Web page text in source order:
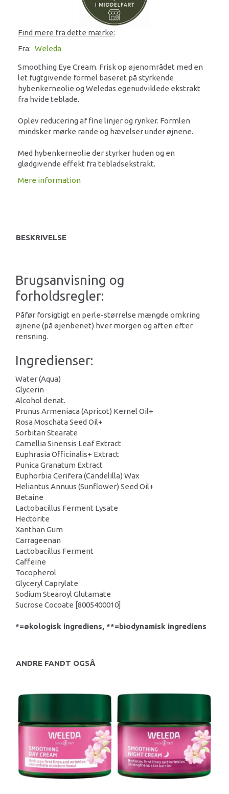
Find mere fra dette mærke:
Fra: Weleda
Smoothing Eye Cream. Frisk op øjenområdet med en
let fugtgivende formel baseret på styrkende
hybenkerneolie og Weledas egenudviklede ekstrakt
fra hvide teblade.
Oplev reducering af fine linjer og rynker. Formlen
mindsker mørke rande og hævelser under øjnene.
Med hybenkerneolie der styrker huden og en
glødgivende effekt fra tebladsekstrakt.
Mere information
BESKRIVELSE
Brugsanvisning og
forholdsregler:
Påfør forsigtigt en perle-størrelse mængde omkring
øjnene (på øjenbenet) hver morgen og aften efter
rensning.
Ingredienser:
Water (Aqua)
Glycerin
Alcohol denat.
Prunus Armeniaca (Apricot) Kernel Oil+
Rosa Moschata Seed Oil+
Sorbitan Stearate
Camellia Sinensis Leaf Extract
Euphrasia Officinalis+ Extract
Punica Granatum Extract
Euphorbia Cerifera (Candelilla) Wax
Heliantus Annuus (Sunflower) Seed Oil+
Betaine
Lactobacillus Ferment Lysate
Hectorite
Xanthan Gum
Carrageenan
Lactobacillus Ferment
Caffeine
Tocopherol
Glyceryl Caprylate
Sodium Stearoyl Glutamate
Sucrose Cocoate [8005400010]
*=økologisk ingrediens, **=biodynamisk ingrediens
ANDRE FANDT OGSÅ